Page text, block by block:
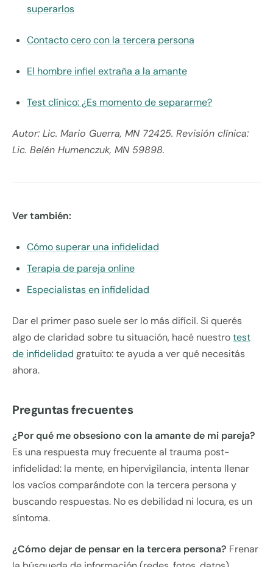
superarlos
Contacto cero con la tercera persona
El hombre infiel extraña a la amante
Test clínico: ¿Es momento de separarme?
Autor: Lic. Mario Guerra, MN 72425. Revisión clínica:
Lic. Belén Humenczuk, MN 59898.
Ver también:
Cómo superar una infidelidad
Terapia de pareja online
Especialistas en infidelidad
Dar el primer paso suele ser lo más difícil. Si querés
algo de claridad sobre tu situación, hacé nuestrotest
de infidelidad gratuito: te ayuda a ver qué necesitás
ahora.
Preguntas frecuentes
¿Por qué me obsesiono con la amante de mi pareja?
Es una respuesta muy frecuente al trauma post-
infidelidad: la mente, en hipervigilancia, intenta llenar
los vacíos comparándote con la tercera persona y
buscando respuestas. No es debilidad ni locura, es un
síntoma.
¿Cómo dejar de pensar en la tercera persona? Frenar